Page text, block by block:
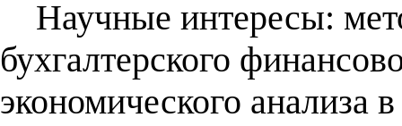
Научные интересы:
бухгалтерского
экономического анализа